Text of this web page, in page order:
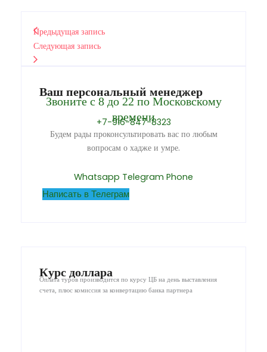
Предыдущая запись
Следующая запись
Ваш персональный менеджер
Звоните с 8 до 22 по Московскому
времени
+7-916-847-8323
Будем рады проконсультировать вас по любым
вопросам о хадже и умре.
Whatsapp Telegram Phone
Написать в Телеграм
Курс доллара
Оплата туров производится по курсу ЦБ на день выставления
счета, плюс комиссия за конвертацию банка партнера